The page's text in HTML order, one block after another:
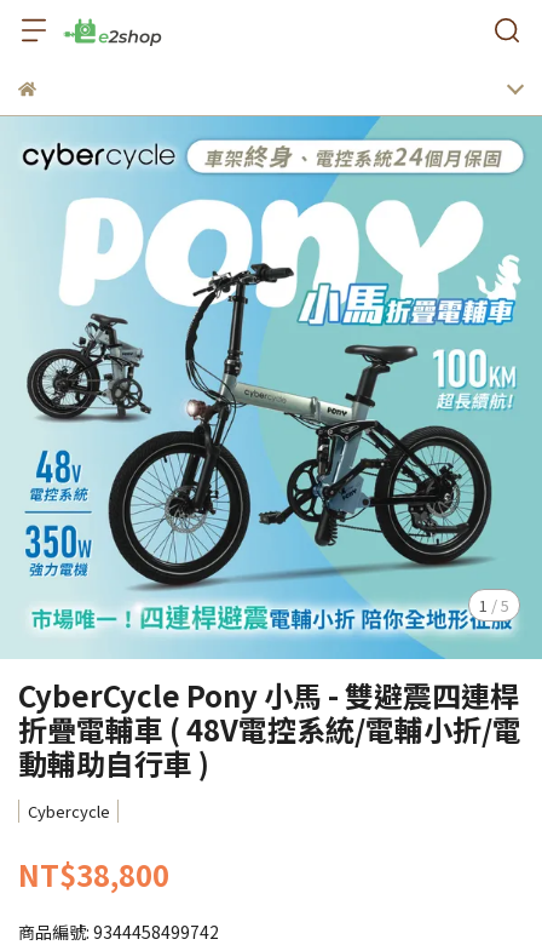
1 /5
CyberCycle Pony 小馬 - 雙避震四連桿
折疊電輔車 ( 48V電控系統/電輔小折/電
動輔助自行車 )
Cybercycle
NT$38,800
商品編號: 9344458499742